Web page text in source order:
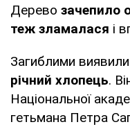
Дерево зачепило
теж зламалася і
Загиблими
річний хлопець.
Національної
гетьмана Петра